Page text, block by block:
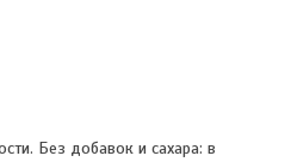
Без добавок и сахара: в